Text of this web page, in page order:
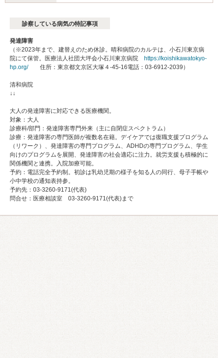
診察している病気の特記事項
発達障害
（※2023年まで、建替えのため休診。晴和病院のカルテは、小石川東京病
院にて保管。医療法人社団大坪会小石川東京病院 https://koishikawatokyo-
hp.org/住所：東京都文京区大塚４-45-16電話：03-6912-2039）
清和病院
↓↓
大人の発達障害に対応できる医療機関。
対象：大人
診療科/部門：発達障害専門外来（主に自閉症スペクトラム）
診療：発達障害の専門医師が複数名在籍。デイケアでは復職支援プログラム
（リワーク）、発達障害の専門プログラム、ADHDの専門プログラム、学生
向けのプログラムを展開、発達障害の社会適応に注力。就労支援も積極的に
関係機関と連携。入院加療可能。
予約：電話完全予約制。初診は乳幼児期の様子を知る人の同行、母子手帳や
小中学校の通知表持参。
予約先：03-3260-9171(代表)
問合せ：医療相談室 03-3260-9171(代表)まで